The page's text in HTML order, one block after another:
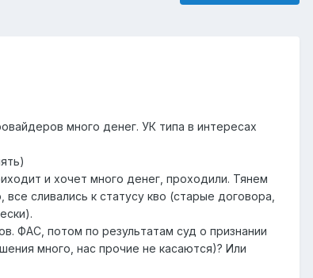
много денег. УК типа в интересах
и хочет много денег, проходили. Тянем
сливались к статусу кво (старые договора,
ФАС, потом по результатам суд о признании
много, нас прочие не касаются)? Или